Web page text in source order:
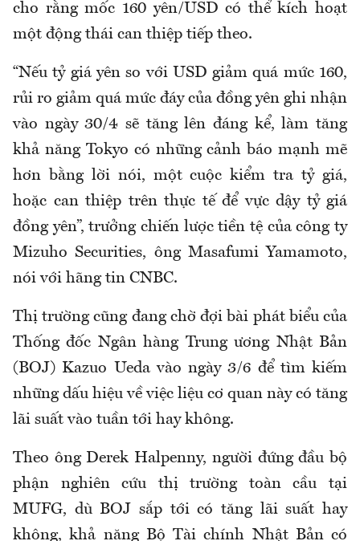
cho rằng mốc 160 yên/USD có thể kích hoạt
một động thái can thiệp tiếp theo.
“Nếu tỷ giá yên so với USD giảm quá mức 160,
rủi ro giảm quá mức đáy của đồng yên ghi nhận
vào ngày 30/4 sẽ tăng lên đáng kể, làm tăng
khả năng Tokyo có những cảnh báo mạnh mẽ
hơn bằng lời nói, một cuộc kiểm tra tỷ giá,
hoặc can thiệp trên thực tế để vực dậy tỷ giá
đồng yên”, trưởng chiến lược tiền tệ của công ty
Mizuho Securities, ông Masafumi Yamamoto,
nói với hãng tin CNBC.
Thị trường cũng đang chờ đợi bài phát biểu của
Thống đốc Ngân hàng Trung ương Nhật Bản
(BOJ) Kazuo Ueda vào ngày 3/6 để tìm kiếm
những dấu hiệu về việc liệu cơ quan này có tăng
lãi suất vào tuần tới hay không.
Theo ông Derek Halpenny, người đứng đầu bộ
phận nghiên cứu thị trường toàn cầu tại
MUFG, dù BOJ sắp tới có tăng lãi suất hay
không, khả năng Bộ Tài chính Nhật Bản có